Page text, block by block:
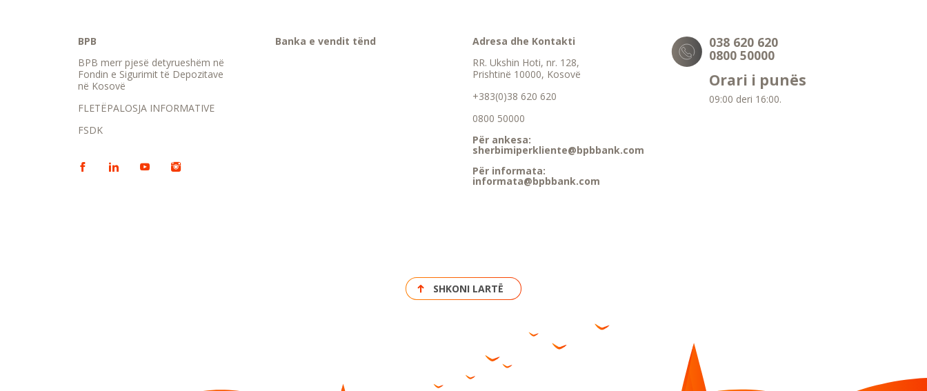
BPB
BPB merr pjesë detyrueshëm në
Fondin e Sigurimit të Depozitave
në Kosovë
FLETËPALOSJA INFORMATIVE
FSDK
Banka e vendit tënd
Adresa dhe Kontakti
RR. Ukshin Hoti, nr. 128,
Prishtinë 10000, Kosovë
+383(0)38 620 620
0800 50000
Për ankesa:
sherbimiperkliente@bpbbank.com
Për informata:
informata@bpbbank.com
038 620 620
0800 50000
Orari i punës
09:00 deri 16:00.
SHKONI LARTË